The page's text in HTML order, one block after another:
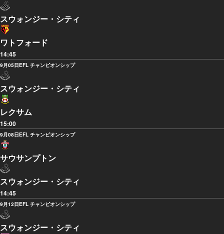
スウォンジー・シティ
ワトフォード
14:45
9月05日EFL チャンピオンシップ
スウォンジー・シティ
レクサム
15:00
9月08日EFL チャンピオンシップ
サウサンプトン
スウォンジー・シティ
14:45
9月12日EFL チャンピオンシップ
スウォンジー・シティ